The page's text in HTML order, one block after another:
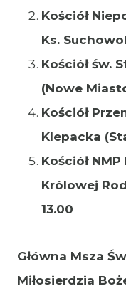
Kościół
Ks.
Kościół św.
(Nowe
Kościół
Klepacka
Kościół
Królowej
13.00
Główna Msza
Miłosierdzia